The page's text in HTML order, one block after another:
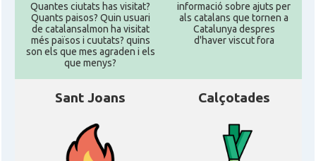
Quantes ciutats has visitat?
Quants paisos? Quin usuari
de catalansalmon ha visitat
més països i cuutats? quins
son els que mes agraden i els
que menys?
informació sobre ajuts per
als catalans que tornen a
Catalunya despres
d'haver viscut fora
Sant Joans Calçotades